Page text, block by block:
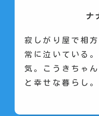
ナ
寂しがり屋で相
常に泣いている
気。こうきちゃ
と幸せな暮らし。